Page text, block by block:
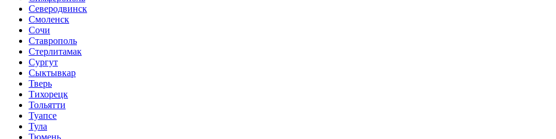
Северодвинск
Смоленск
Сочи
Ставрополь
Стерлитамак
Сургут
Сыктывкар
Тверь
Тихорецк
Тольятти
Туапсе
Тула
Тюмень